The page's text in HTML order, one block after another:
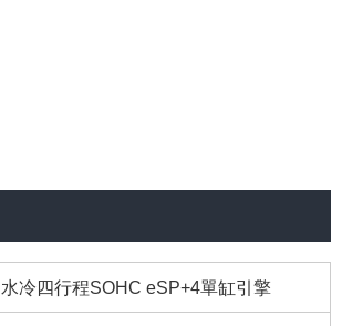
水冷四行程SOHC eSP+4單缸引擎